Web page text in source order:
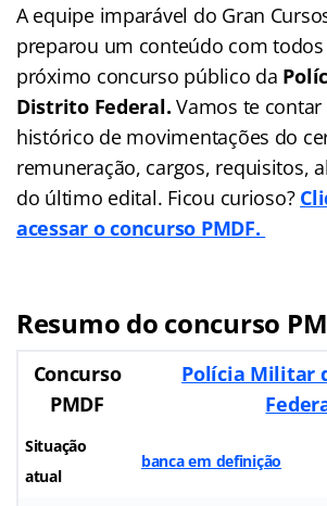
A equipe imparável do Gran
preparou um conteúdo com
próximo concurso público da
Distrito Federal.Vamos te
histórico de movimentações do
remuneração, cargos, requisitos,
do último edital. Ficou curioso?
acessar o concurso PMDF.
Resumo do concurso
Concurso
PMDF
Polícia Militar
Situação
atual
banca em definição